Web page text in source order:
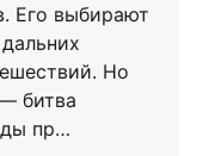
Его выбирают
Но
битва
пр…